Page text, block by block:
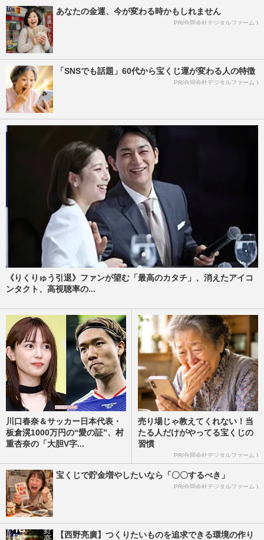
あなたの金運、今が変わる時かもしれません
PR(合同会社デジタルファーム )
「SNSでも話題」60代から宝くじ運が変わる人の特徴
PR(合同会社デジタルファーム )
《りくりゅう引退》ファンが望む「最高のカタチ」、消えたアイコ
ンタクト、高視聴率の...
川口春奈＆サッカー日本代表・
板倉滉1000万円の“愛の証”、村
重杏奈の「大胆V字...
売り場じゃ教えてくれない！当
たる人だけがやってる宝くじの
習慣
PR(合同会社デジタルファーム )
宝くじで貯金増やしたいなら「〇〇するべき」
PR(合同会社デジタルファーム )
【西野亮廣】つくりたいものを追求できる環境の作り